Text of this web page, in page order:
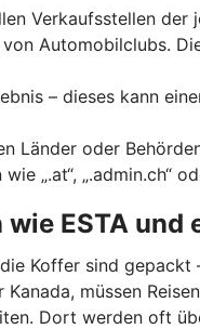
Verkaufsstellen
Automobilclubs.
– dieses kann
Länder oder
„.at“, „.admin.ch“
ESTA und
Koffer sind
müssen
Dort werden oft